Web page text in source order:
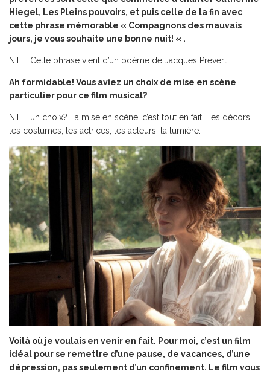
Hiegel, Les Pleins pouvoirs, et puis celle de la fin avec
cette phrase mémorable « Compagnons des mauvais
jours, je vous souhaite une bonne nuit! « .
N,L. : Cette phrase vient d’un poème de Jacques Prévert.
Ah formidable! Vous aviez un choix de mise en scène
particulier pour ce film musical?
N.L. : un choix? La mise en scène, c’est tout en fait. Les décors,
les costumes, les actrices, les acteurs, la lumière.
Voilà où je voulais en venir en fait. Pour moi, c’est un film
idéal pour se remettre d’une pause, de vacances, d’une
dépression, pas seulement d’un confinement. Le film vous